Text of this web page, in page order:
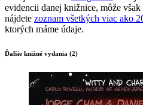
evidencii danej knižnice, môže
nájdete zoznam všetkých viac ako
ktorých máme údaje.
Ďalšie knižné vydania (2)